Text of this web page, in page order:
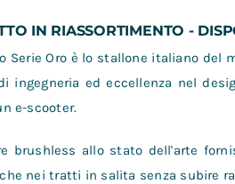
IN RIASSORTIMENTO -
Serie Oro è lo stallone italiano
ingegneria ed eccellenza nel
e-scooter.
brushless allo stato dell'arte
nei tratti in salita senza subire